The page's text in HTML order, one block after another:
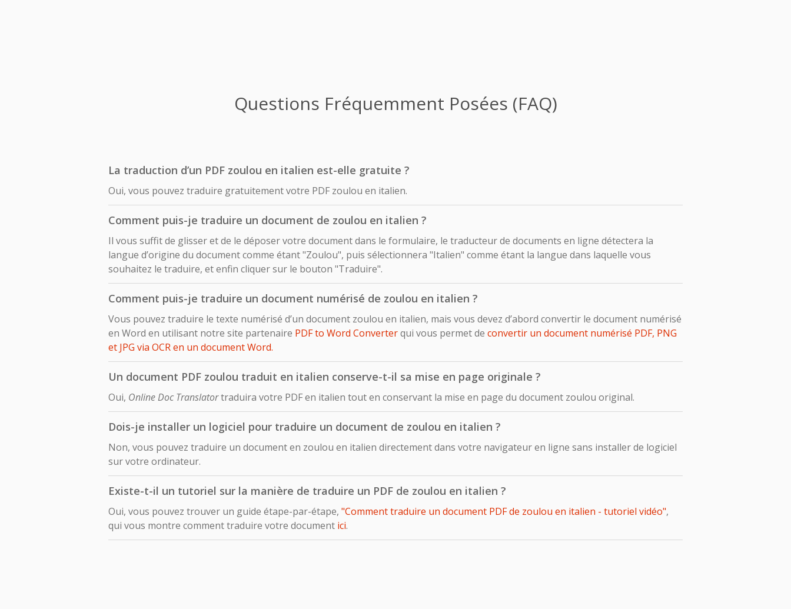
Questions Fréquemment Posées (FAQ)
La traduction d’un PDF zoulou en italien est-elle gratuite ?
Oui, vous pouvez traduire gratuitement votre PDF zoulou en italien.
Comment puis-je traduire un document de zoulou en italien ?
Il vous suffit de glisser et de le déposer votre document dans le formulaire, le traducteur de documents en ligne détectera la
langue d’origine du document comme étant "Zoulou", puis sélectionnera "Italien" comme étant la langue dans laquelle vous
souhaitez le traduire, et enfin cliquer sur le bouton "Traduire".
Comment puis-je traduire un document numérisé de zoulou en italien ?
Vous pouvez traduire le texte numérisé d’un document zoulou en italien, mais vous devez d’abord convertir le document numérisé
en Word en utilisant notre site partenaire PDF to Word Converterqui vous permet de convertir un document numérisé PDF, PNG
et JPG via OCR en un document Word.
Un document PDF zoulou traduit en italien conserve-t-il sa mise en page originale ?
Oui, Online Doc Translatortraduira votre PDF en italien tout en conservant la mise en page du document zoulou original.
Dois-je installer un logiciel pour traduire un document de zoulou en italien ?
Non, vous pouvez traduire un document en zoulou en italien directement dans votre navigateur en ligne sans installer de logiciel
sur votre ordinateur.
Existe-t-il un tutoriel sur la manière de traduire un PDF de zoulou en italien ?
Oui, vous pouvez trouver un guide étape-par-étape, "Comment traduire un document PDF de zoulou en italien - tutoriel vidéo",
qui vous montre comment traduire votre document ici.